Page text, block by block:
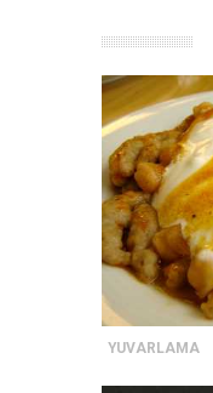
YUVARLAMA